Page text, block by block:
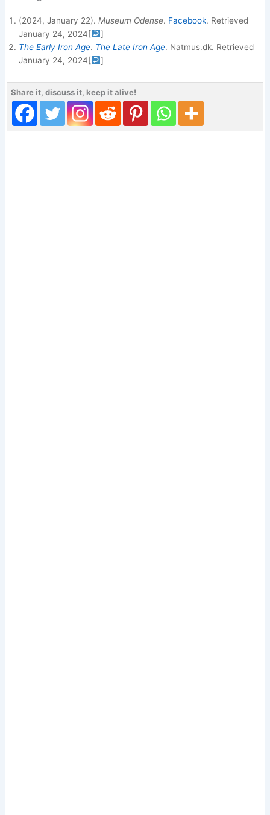
(2024, January 22).Museum Odense. Facebook. Retrieved
January 24, 2024[
]
The Early Iron Age. The Late Iron Age. Natmus.dk. Retrieved
January 24, 2024[ ]
Share it, discuss it, keep it alive!